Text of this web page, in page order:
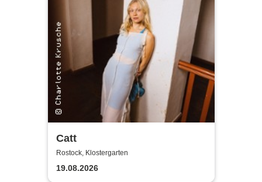
Catt
Rostock, Klostergarten
19.08.2026